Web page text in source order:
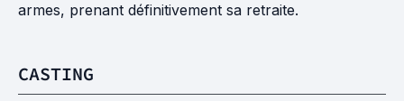
armes, prenant définitivement sa retraite.
CASTING